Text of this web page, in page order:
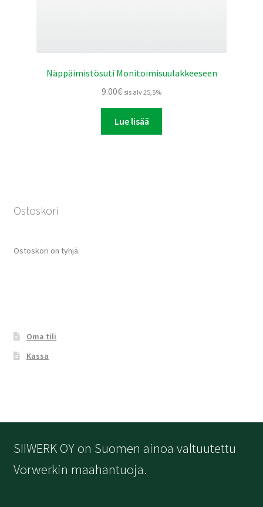
Näppäimistösuti Monitoimisuulakkeeseen
9.00€ sis alv 25,5%
Lue lisää
Ostoskori
Ostoskori on tyhjä.
Oma tili
Kassa
SIIWERK OY on Suomen ainoa valtuutettu
Vorwerkin maahantuoja.